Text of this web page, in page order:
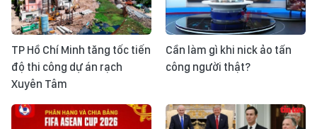
TP Hồ Chí Minh tăng tốc tiến
độ thi công dự án rạch
Xuyên Tâm
Cần làm gì khi nick ảo tấn
công người thật?